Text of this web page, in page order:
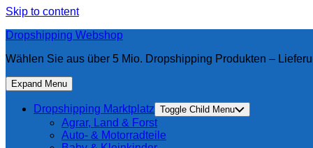
Skip to content
Dropshipping Webshop
Wählen Sie aus über 5 Mio. Dropshipping Produkten –
Expand Menu
Dropshipping Marktplatz Toggle Child Menu
Agrar, Land & Forst
Auto- & Motorradteile